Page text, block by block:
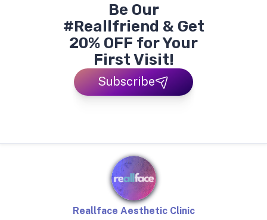
Be Our
#Reallfriend & Get
20% OFF for Your
First Visit!
Subscribe
Reallface Aesthetic Clinic